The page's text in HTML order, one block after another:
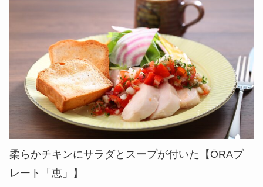
柔らかチキンにサラダとスープが付いた【ŌRAプ
レート「恵」】